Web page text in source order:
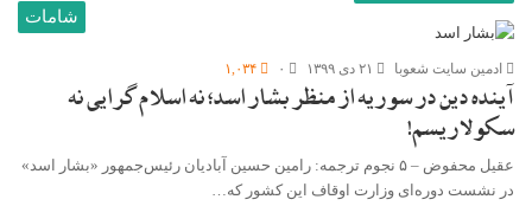
شامات
ادمین سایت شعوبا ۲۱ دی ۱۳۹۹ ۰ ۱,۰۳۴
آینده دین در سوریه از منظر بشار اسد؛ نه اسلام‌گرایی نه
سکولاریسم!
عقیل محفوض – ۵ نجوم ترجمه: رامین حسین آبادیان رئیس‌جمهور «بشار اسد»
در نشست دوره‌ای وزارت اوقاف این کشور که…